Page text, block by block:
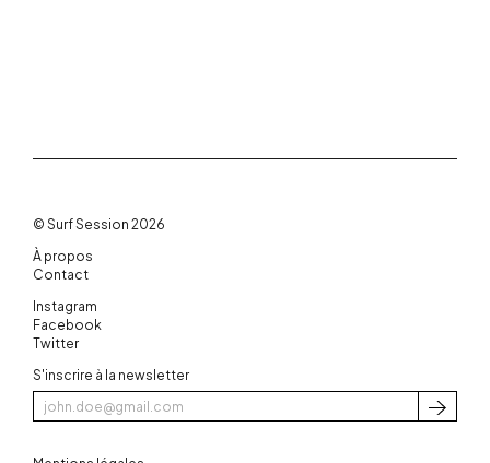
© Surf Session 2026
À propos
Contact
Instagram
Facebook
Twitter
S'inscrire à la newsletter